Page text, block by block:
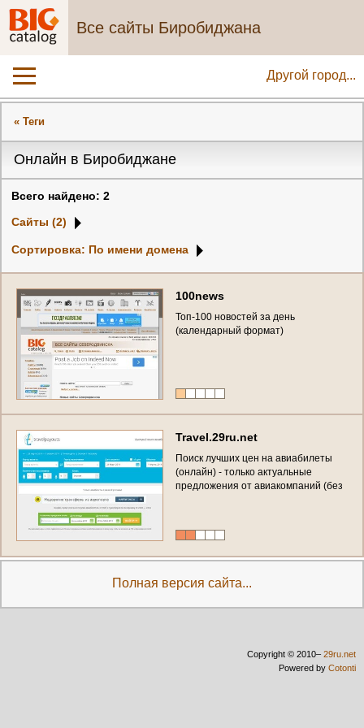
Все сайты Биробиджана
Другой город...
« Теги
Онлайн в Биробиджане
Всего найдено: 2
Сайты (2)
Сортировка: По имени домена
100news
Топ-1 00 новостей за день
(календарный формат)
Travel.29ru.net
Поиск лучших цен на авиабилеты
(онлайн) - только актуальные
предложения от авиакомпаний (без
Полная версия сайта...
Copyright © 2010– 29ru.net
Powered by Cotonti